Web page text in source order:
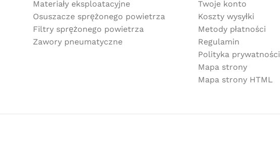
Materiały eksploatacyjne
Osuszacze sprężonego powietrza
Filtry sprężonego powietrza
Zawory pneumatyczne
Twoje konto
Koszty wysyłki
Metody płatności
Regulamin
Polityka prywatności
Mapa strony
Mapa strony HTML